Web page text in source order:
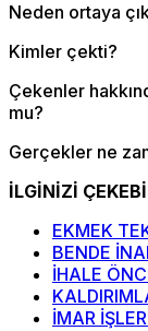
Neden ortaya
Kimler çekti?
Çekenler
mu?
Gerçekler ne
İLGİNİZİ
EKMEK
BENDE
İHALE
İMAR